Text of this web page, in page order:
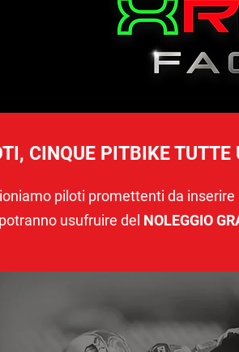
CINQUE PITBIKE
piloti promettenti da
usufruire del NOLEGGIO